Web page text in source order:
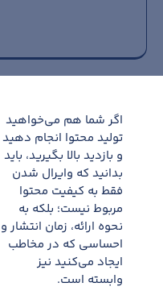
اگر شما هم می‌خواهید
تولید محتوا انجام دهید
و بازدید بالا بگیرید، باید
بدانید که وایرال شدن
فقط به کیفیت محتوا
مربوط نیست؛ بلکه به
نحوه ارائه، زمان انتشار و
احساسی که در مخاطب
ایجاد می‌کنید نیز
وابسته است.